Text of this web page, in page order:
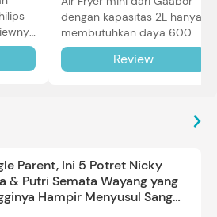
dengan kapasitas 2L hanya
membutuhkan daya 600W
dalam pemakaian. Simak
review selengkapnya di sini.
Review
Parent, Ini 5 Potret Nicky
& Putri Semata Wayang yang
Hampir Menyusul Sang